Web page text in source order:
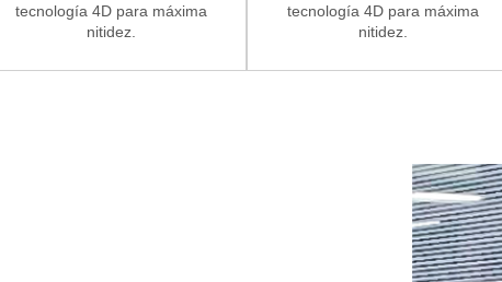
tecnología 4D para máxima
nitidez.
tecnología 4D para máxima
nitidez.